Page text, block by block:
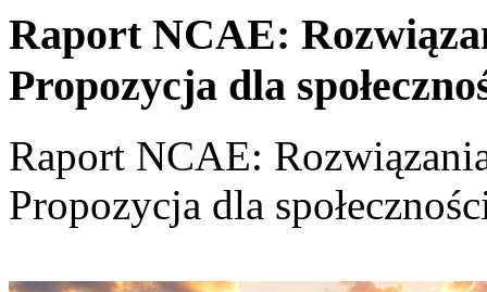
Raport NCAE:
Propozycja dla
Raport NCAE:
Propozycja dla